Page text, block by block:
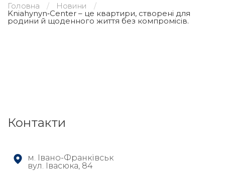
Головна Новини
Kniahynyn‑Center – це квартири, створені для
родини й щоденного життя без компромісів.
Контакти
м. Івано-Франківськ
вул. Івасюка, 84